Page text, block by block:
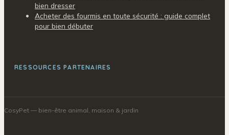
bien dresser
Acheter des fourmis en toute sécurité : guide complet
pour bien débuter
RESSOURCES PARTENAIRES
CosyPet — bien-être animal, maison & jardin